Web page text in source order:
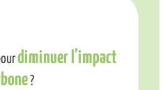
diminuer l’impact
?